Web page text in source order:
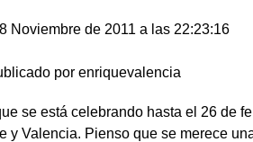
Noviembre de 2011 a las 22:23:16
por enriquevalencia
se está celebrando hasta el 26 de
y Valencia. Pienso que se merece